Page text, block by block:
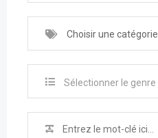
Choisir une catégorie
Sélectionner le genre